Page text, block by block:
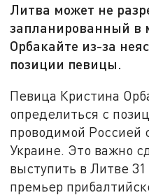
Литва может не
запланированный в
Орбакайте из-за
позиции певицы.
Певица Кристина
определиться с
проводимой Россией
Украине. Это важно
выступить в Литве
премьер